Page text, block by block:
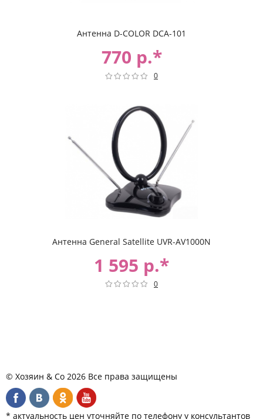
Антенна D-COLOR DCA-101
770 р.*
0
Антенна General Satellite UVR-AV1000N
1 595 р.*
0
© Хозяин & Co 2026 Все права защищены
* актуальность цен уточняйте по телефону у консультантов